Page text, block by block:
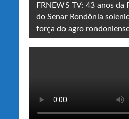
FRNEWS TV: 43 anos da
do Senar Rondônia
força do agro